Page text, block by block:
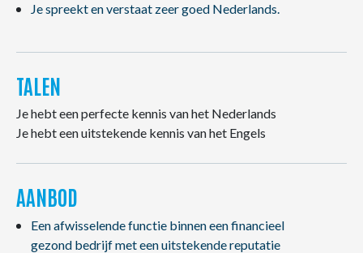
Je spreekt en verstaat zeer goed Nederlands.
TALEN
Je hebt een perfecte kennis van het Nederlands
Je hebt een uitstekende kennis van het Engels
AANBOD
Een afwisselende functie binnen een financieel
gezond bedrijf met een uitstekende reputatie